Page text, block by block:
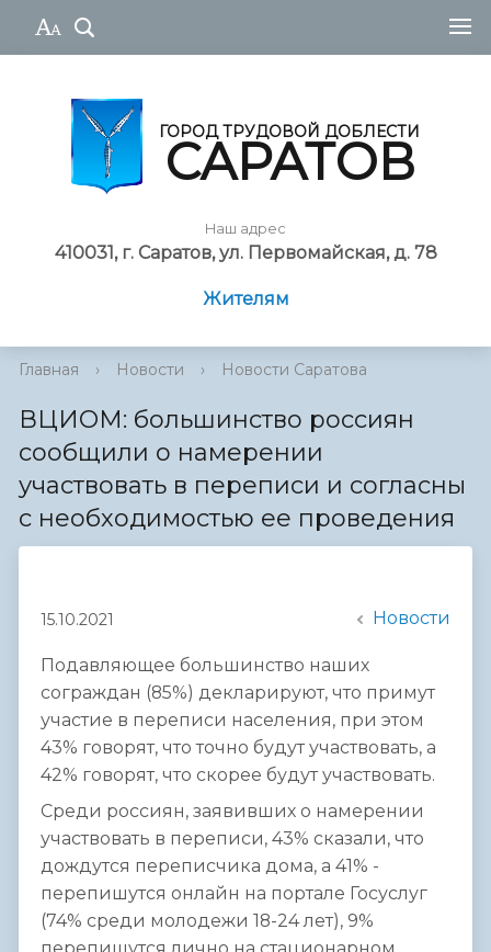
ГОРОД ТРУДОВОЙ ДОБЛЕСТИ
САРАТОВ
Наш адрес
410031, г. Саратов, ул. Первомайская, д. 78
Жителям
Главная › Новости › Новости Саратова
ВЦИОМ: большинство россиян
сообщили о намерении
участвовать в переписи и согласны
с необходимостью ее проведения
15.10.2021 Новости
Подавляющее большинство наших
сограждан (85%) декларируют, что примут
участие в переписи населения, при этом
43% говорят, что точно будут участвовать, а
42% говорят, что скорее будут участвовать.
Среди россиян, заявивших о намерении
участвовать в переписи, 43% сказали, что
дождутся переписчика дома, а 41% -
перепишутся онлайн на портале Госуслуг
(74% среди молодежи 18-24 лет), 9%